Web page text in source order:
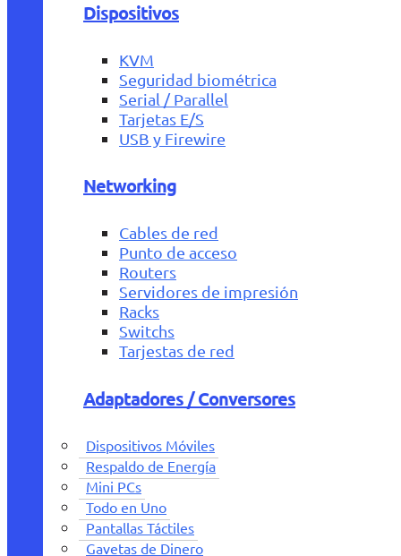
Dispositivos
KVM
Seguridad biométrica
Serial / Parallel
Tarjetas E/S
USB y Firewire
Networking
Cables de red
Punto de acceso
Routers
Servidores de impresión
Racks
Switchs
Tarjestas de red
Adaptadores / Conversores
Dispositivos Móviles
Respaldo de Energía
Mini PCs
Todo en Uno
Pantallas Táctiles
Gavetas de Dinero